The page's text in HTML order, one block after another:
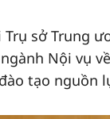
Trụ sở Trung
Nội vụ
tạo nguồn